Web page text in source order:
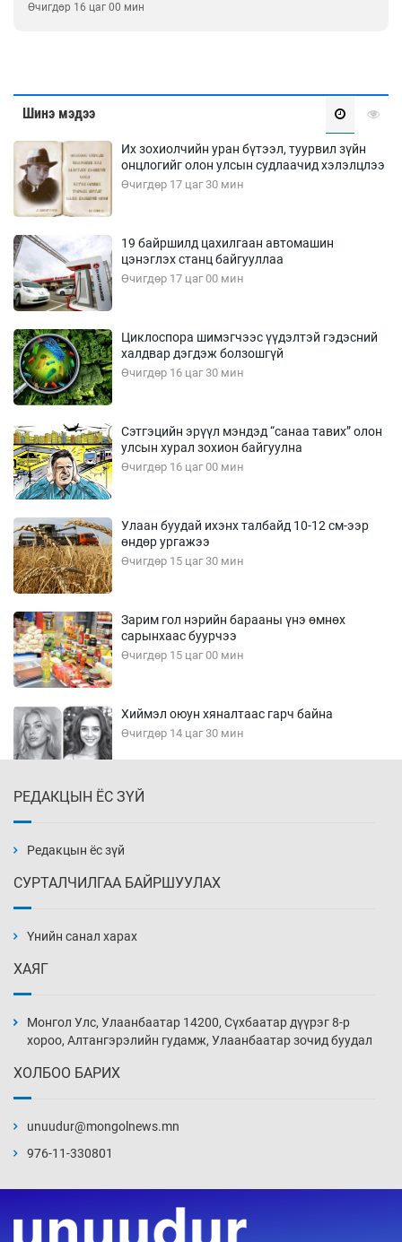
Өчигдөр 16 цаг 00 мин
Шинэ мэдээ
Их зохиолчийн уран бүтээл, туурвил зүйн
онцлогийг олон улсын судлаачид хэлэлцлээ
Өчигдөр 17 цаг 30 мин
19 байршилд цахилгаан автомашин
цэнэглэх станц байгууллаа
Өчигдөр 17 цаг 00 мин
Циклоспора шимэгчээс үүдэлтэй гэдэсний
халдвар дэгдэж болзошгүй
Өчигдөр 16 цаг 30 мин
Сэтгэцийн эрүүл мэндэд “санаа тавих” олон
улсын хурал зохион байгуулна
Өчигдөр 16 цаг 00 мин
Улаан буудай ихэнх талбайд 10-12 см-ээр
өндөр ургажээ
Өчигдөр 15 цаг 30 мин
Зарим гол нэрийн барааны үнэ өмнөх
сарынхаас буурчээ
Өчигдөр 15 цаг 00 мин
Хиймэл оюун хяналтаас гарч байна
Өчигдөр 14 цаг 30 мин
Өчигдөр 14 цаг 00 мин
нэмэгджээ
Өчигдөр 13 цаг 30 мин
Өчигдөр 13 цаг 00 мин
Өчигдөр 12 цаг 30 мин
РЕДАКЦЫН ЁС ЗҮЙ
Редакцын ёс зүй
СУРТАЛЧИЛГАА БАЙРШУУЛАХ
Үнийн санал харах
ХАЯГ
Монгол Улс, Улаанбаатар 14200, Сүхбаатар дүүрэг 8-р
хороо, Алтангэрэлийн гудамж, Улаанбаатар зочид буудал
ХОЛБОО БАРИХ
unuudur@mongolnews.mn
976-11-330801